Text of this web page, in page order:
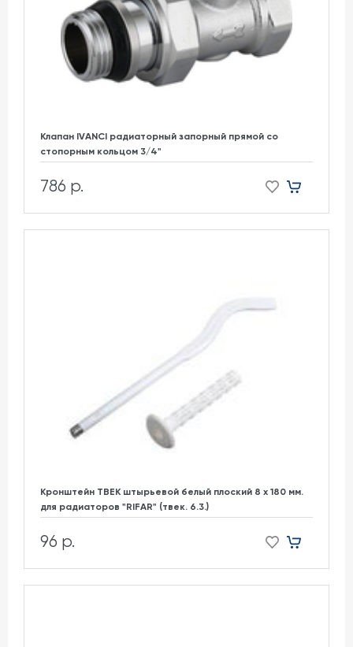
Клапан IVANCI радиаторный запорный прямой со
стопорным кольцом 3/4"
786 р.
Кронштейн ТВЕК штырьевой белый плоский 8 х 180 мм.
для радиаторов "RIFAR" (твек. 6.3.)
96 р.